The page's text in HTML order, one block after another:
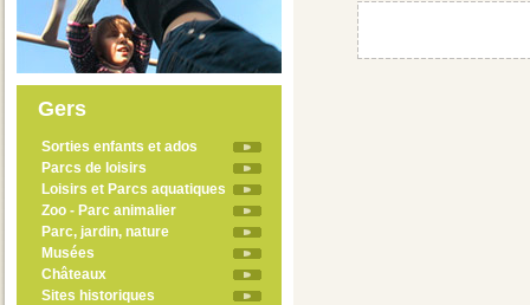
Gers
Sorties enfants et ados
Parcs de loisirs
Loisirs et Parcs aquatiques
Zoo - Parc animalier
Parc, jardin, nature
Musées
Châteaux
Sites historiques